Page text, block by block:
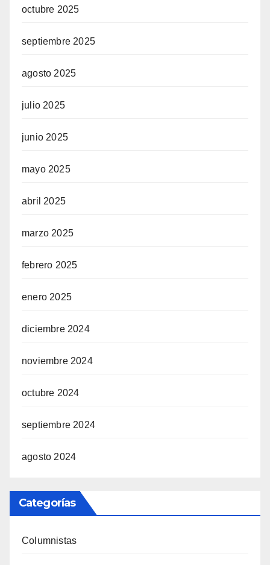
octubre 2025
septiembre 2025
agosto 2025
julio 2025
junio 2025
mayo 2025
abril 2025
marzo 2025
febrero 2025
enero 2025
diciembre 2024
noviembre 2024
octubre 2024
septiembre 2024
agosto 2024
Categorías
Columnistas